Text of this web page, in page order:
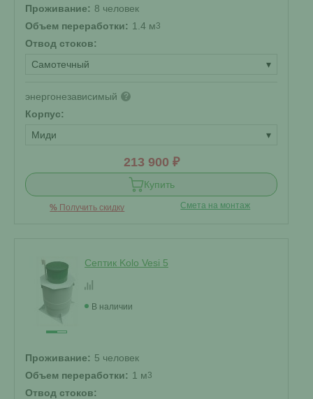
Проживание: 8 человек
Объем переработки: 1.4 м3
Отвод стоков:
Самотечный
▾
энергонезависимый ?
Корпус:
Миди
▾
213 900 ₽
Купить
% Получить скидку Смета на монтаж
Септик Kolo Vesi 5
В наличии
Проживание: 5 человек
Объем переработки: 1 м3
Отвод стоков: